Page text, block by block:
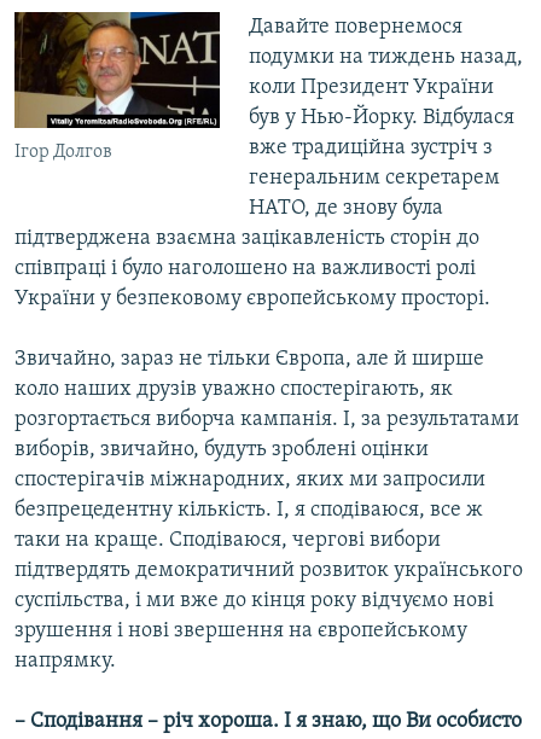
Ігор Долгов
Давайте повернемося
подумки на тиждень назад,
коли Президент України
був у Нью-Йорку. Відбулася
вже традиційна зустріч з
генеральним секретарем
НАТО, де знову була
підтверджена взаємна зацікавленість сторін до
співпраці і було наголошено на важливості ролі
України у безпековому європейському просторі.
Звичайно, зараз не тільки Європа, але й ширше
коло наших друзів уважно спостерігають, як
розгортається виборча кампанія. І, за результатами
виборів, звичайно, будуть зроблені оцінки
спостерігачів міжнародних, яких ми запросили
безпрецедентну кількість. І, я сподіваюся, все ж
таки на краще. Сподіваюся, чергові вибори
підтвердять демократичний розвиток українського
суспільства, і ми вже до кінця року відчуємо нові
зрушення і нові звершення на європейському
напрямку.
– Сподівання – річ хороша. І я знаю, що Ви особисто